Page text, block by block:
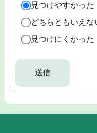
見つけやすかった
どちらともいえな
見つけにくかった